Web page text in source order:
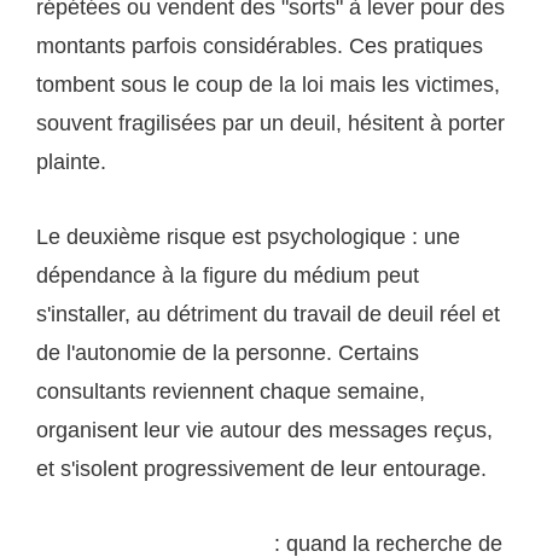
répétées ou vendent des "sorts" à lever pour des
montants parfois considérables. Ces pratiques
tombent sous le coup de la loi mais les victimes,
souvent fragilisées par un deuil, hésitent à porter
plainte.
Le deuxième risque est psychologique : une
dépendance à la figure du médium peut
s'installer, au détriment du travail de deuil réel et
de l'autonomie de la personne. Certains
consultants reviennent chaque semaine,
organisent leur vie autour des messages reçus,
et s'isolent progressivement de leur entourage.
: quand la recherche de